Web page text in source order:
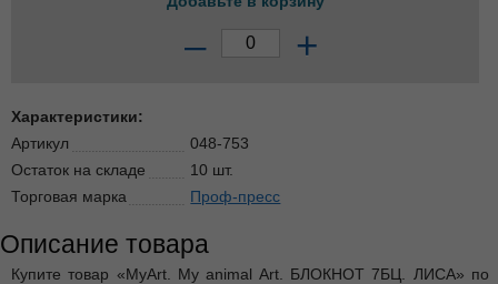
– +
Характеристики:
Артикул
048-753
Остаток на складе
10 шт.
Торговая марка
Проф-пресс
Описание товара
Купите товар «MyArt. My animal Art. БЛОКНОТ 7БЦ. ЛИСА» по